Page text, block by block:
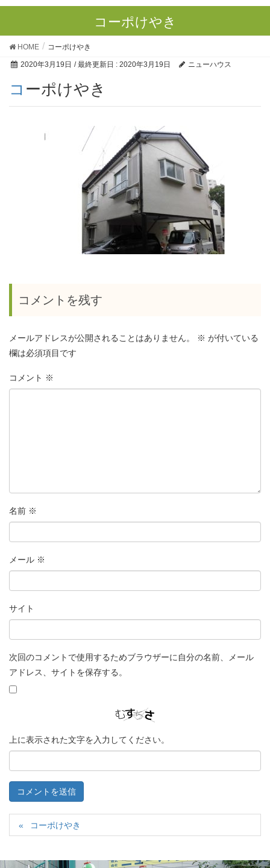
コーポけやき
HOME コーポけやき
2020年3月19日 / 最終更新日 : 2020年3月19日 ニューハウス
コーポけやき
コメントを残す
メールアドレスが公開されることはありません。 ※ が付いている
欄は必須項目です
コメント ※
名前 ※
メール ※
サイト
次回のコメントで使用するためブラウザーに自分の名前、メール
アドレス、サイトを保存する。
上に表示された文字を入力してください。
コーポけやき